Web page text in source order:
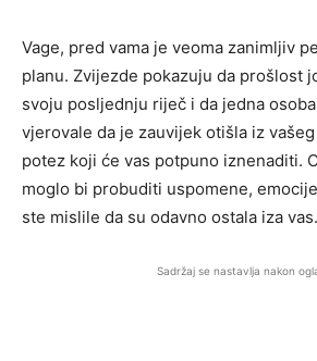
Vage, pred vama je veoma zanimljiv
planu. Zvijezde pokazuju da prošlost
svoju posljednju riječ i da jedna
vjerovale da je zauvijek otišla iz
potez koji će vas potpuno iznenaditi.
moglo bi probuditi uspomene,
ste mislile da su odavno ostala iza vas.
Sadržaj se nastavlja nakon